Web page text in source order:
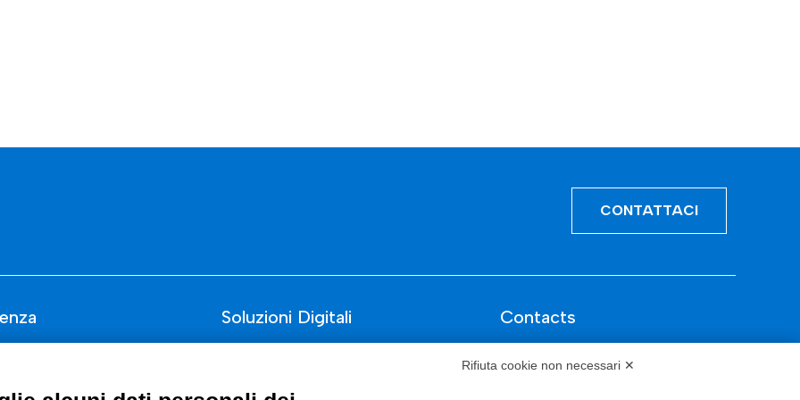
CONTATTACI
Soluzioni Digitali
Supply Chain
Contacts
info@tinextainnovationhub.com
Rifiuta cookie non necessari ✕